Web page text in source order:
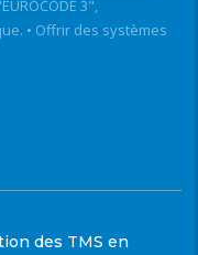
3",
• Offrir des systèmes
des TMS en